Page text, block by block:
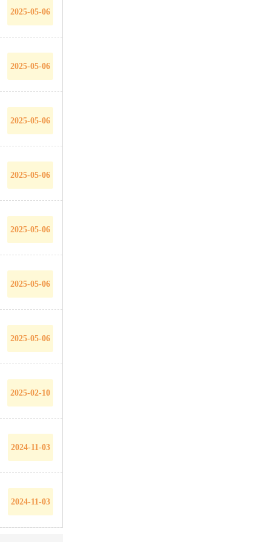
2025-05-06
2025-05-06
2025-05-06
2025-05-06
2025-05-06
2025-05-06
2025-05-06
2025-02-10
2024-11-03
2024-11-03